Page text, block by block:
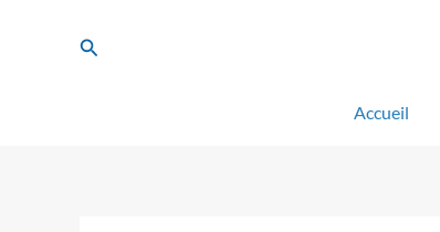
Rechercher
Accueil